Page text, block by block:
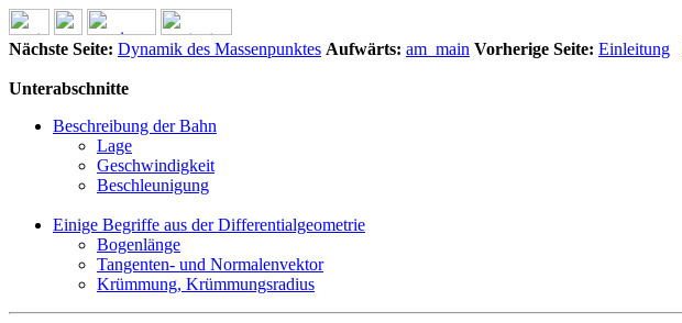
Nächste Seite: Dynamik des Massenpunktes Aufwärts: am_main Vorherige Seite: Einleitung
Unterabschnitte
Beschreibung der Bahn
Lage
Geschwindigkeit
Beschleunigung
Einige Begriffe aus der Differentialgeometrie
Bogenlänge
Tangenten- und Normalenvektor
Krümmung, Krümmungsradius